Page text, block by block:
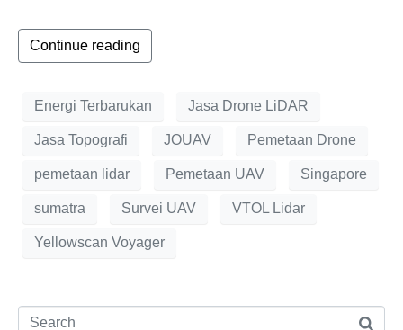
Continue reading
Energi Terbarukan Jasa Drone LiDAR
Jasa Topografi JOUAV Pemetaan Drone
pemetaan lidar Pemetaan UAV Singapore
sumatra Survei UAV VTOL Lidar
Yellowscan Voyager